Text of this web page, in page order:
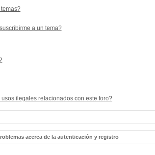
a un tema?
ilegales relacionados con este foro?
acerca de la autenticación y registro